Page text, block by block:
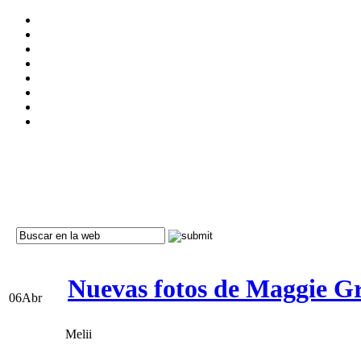
06Abr Nuevas fotos de Maggie
Melii